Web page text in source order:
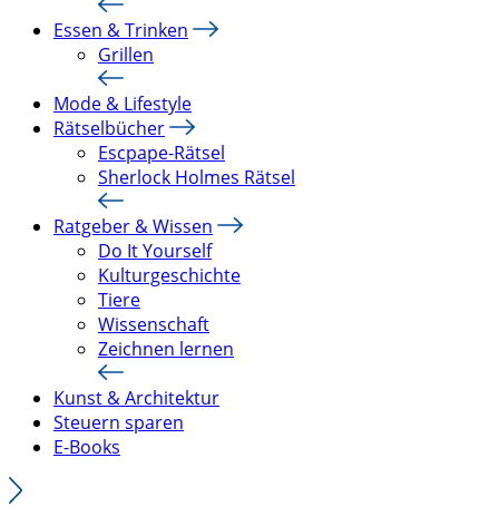
Essen & Trinken
Grillen
Mode & Lifestyle
Rätselbücher
Escpape-Rätsel
Sherlock Holmes Rätsel
Ratgeber & Wissen
Do It Yourself
Kulturgeschichte
Tiere
Wissenschaft
Zeichnen lernen
Kunst & Architektur
Steuern sparen
E-Books